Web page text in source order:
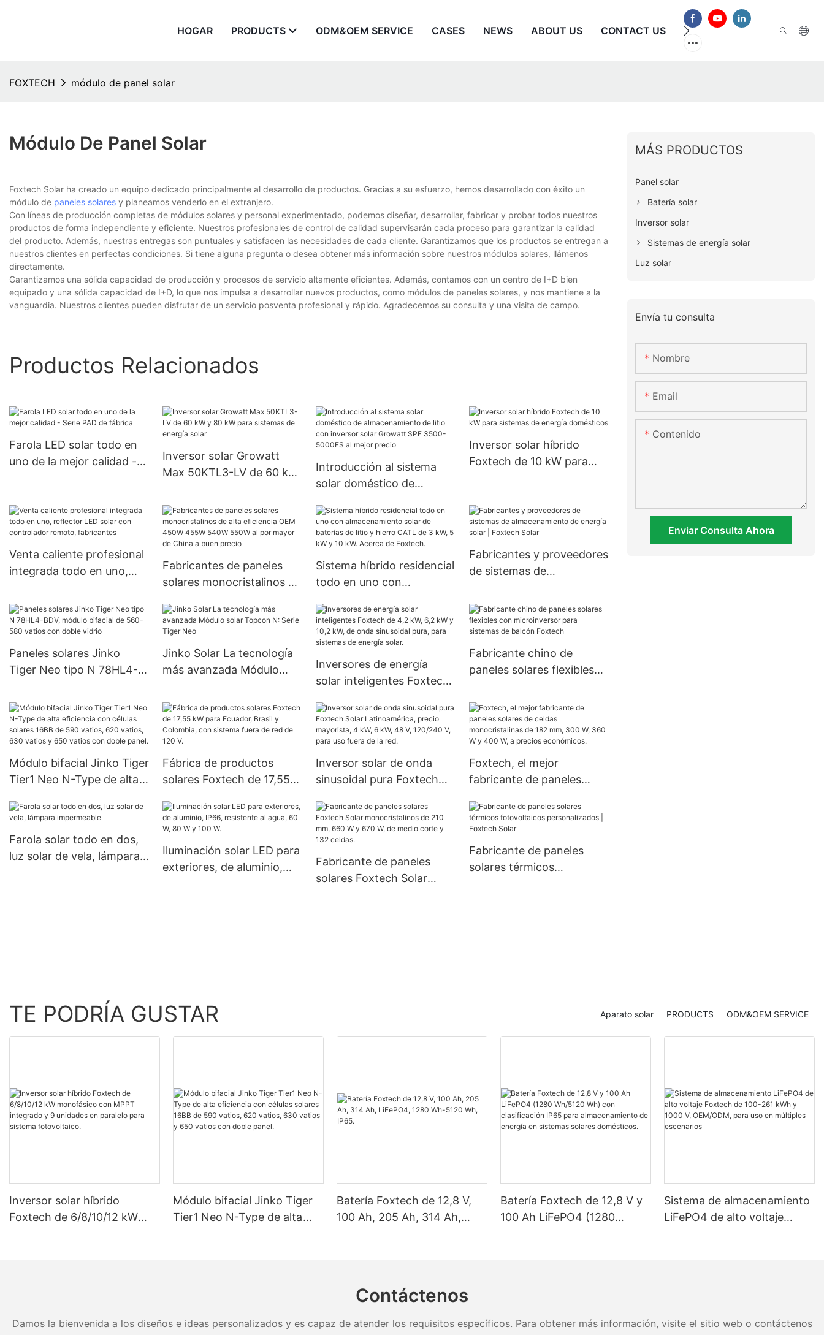
HOGAR PRODUCTS ODM&OEM SERVICE CASES NEWS ABOUT US CONTACT US PREGUNTAS FRECUENTES
FOXTECH módulo de panel solar
Módulo De Panel Solar
Foxtech Solar ha creado un equipo dedicado principalmente al desarrollo de productos. Gracias a su esfuerzo, hemos desarrollado con éxito un
módulo de paneles solares y planeamos venderlo en el extranjero.
Con líneas de producción completas de módulos solares y personal experimentado, podemos diseñar, desarrollar, fabricar y probar todos nuestros
productos de forma independiente y eficiente. Nuestros profesionales de control de calidad supervisarán cada proceso para garantizar la calidad
del producto. Además, nuestras entregas son puntuales y satisfacen las necesidades de cada cliente. Garantizamos que los productos se entregan a
nuestros clientes en perfectas condiciones. Si tiene alguna pregunta o desea obtener más información sobre nuestros módulos solares, llámenos
directamente.
Garantizamos una sólida capacidad de producción y procesos de servicio altamente eficientes. Además, contamos con un centro de I+D bien
equipado y una sólida capacidad de I+D, lo que nos impulsa a desarrollar nuevos productos, como módulos de paneles solares, y nos mantiene a la
vanguardia. Nuestros clientes pueden disfrutar de un servicio posventa profesional y rápido. Agradecemos su consulta y una visita de campo.
Productos Relacionados
Farola LED solar todo en
uno de la mejor calidad -
Inversor solar Growatt
Max 50KTL3-LV de 60 kW
energía solar
Introducción al sistema
solar doméstico de
con inversor solar Growatt
SPF 3500-5000ES al mejor
precio
Inversor solar híbrido
Foxtech de 10 kW para
Venta caliente profesional
integrada todo en uno,
controlador remoto,
fabricantes
Fabricantes de paneles
solares monocristalinos de
455W 540W 550W al por
mayor de China a buen
precio
Sistema híbrido residencial
todo en uno con
baterías de litio y hierro
CATL de 3 kW, 5 kW y 10
kW. Acerca de Foxtech.
Fabricantes y proveedores
de sistemas de
energía solar | Foxtech
Solar
Paneles solares Jinko
Tiger Neo tipo N 78HL4-
560-580 vatios con doble
vidrio
Jinko Solar La tecnología
más avanzada Módulo
Tiger Neo
Inversores de energía
solar inteligentes Foxtech
kW, de onda sinusoidal
pura, para sistemas de
energía solar.
Fabricante chino de
paneles solares flexibles
sistemas de balcón
Foxtech
Módulo bifacial Jinko Tiger
Tier1 Neo N-Type de alta
solares 16BB de 590
vatios y 650 vatios con
doble panel.
Fábrica de productos
solares Foxtech de 17,55
Colombia, con sistema
fuera de red de 120 V.
Inversor solar de onda
sinusoidal pura Foxtech
precio mayorista, 4 kW, 6
kW, 48 V, 120/240 V, para
uso fuera de la red.
Foxtech, el mejor
fabricante de paneles
monocristalinas de 182
mm, 300 W, 360 W y 400
W, a precios económicos.
Farola solar todo en dos,
luz solar de vela, lámpara
Iluminación solar LED para
exteriores, de aluminio,
Fabricante de paneles
solares Foxtech Solar
Fabricante de paneles
solares térmicos
MÁS PRODUCTOS
Panel solar
Batería solar
Inversor solar
Sistemas de energía solar
Luz solar
Envía tu consulta
Nombre
Email
Contenido
Enviar Consulta Ahora
TE PODRÍA GUSTAR ODM&OEM SERVICE
PRODUCTS
Aparato solar
Inversor solar híbrido
Foxtech de 6/8/10/12 kW
Módulo bifacial Jinko Tiger
Tier1 Neo N-Type de alta
Batería Foxtech de 12,8 V,
100 Ah, 205 Ah, 314 Ah,
Batería Foxtech de 12,8 V y
100 Ah LiFePO4 (1280
Sistema de almacenamiento
LiFePO4 de alto voltaje
Contáctenos
Damos la bienvenida a los diseños e ideas personalizados y es capaz de atender los requisitos específicos. Para obtener más información, visite el sitio web o contáctenos